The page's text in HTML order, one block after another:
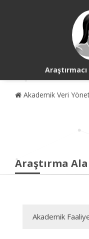
Akademik Veri
Araştırma
Akademik